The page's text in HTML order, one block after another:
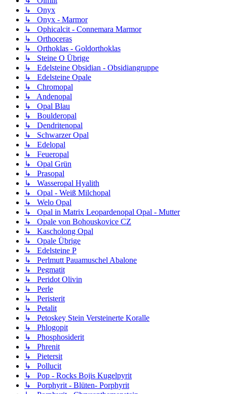
↳ Onyx
↳ Onyx - Marmor
↳ Ophicalcit - Connemara Marmor
↳ Orthoceras
↳ Orthoklas - Goldorthoklas
↳ Steine O Übrige
↳ Edelsteine Obsidian - Obsidiangruppe
↳ Edelsteine Opale
↳ Chromopal
↳ Andenopal
↳ Opal Blau
↳ Boulderopal
↳ Dendritenopal
↳ Schwarzer Opal
↳ Edelopal
↳ Feueropal
↳ Opal Grün
↳ Prasopal
↳ Wasseropal Hyalith
↳ Opal - Weiß Milchopal
↳ Welo Opal
↳ Opal in Matrix Leopardenopal Opal - Mutter
↳ Opale von Bohouskovice CZ
↳ Kascholong Opal
↳ Opale Übrige
↳ Edelsteine P
↳ Perlmutt Pauamuschel Abalone
↳ Pegmatit
↳ Peridot Olivin
↳ Perle
↳ Peristerit
↳ Petalit
↳ Petoskey Stein Versteinerte Koralle
↳ Phlogopit
↳ Phosphosiderit
↳ Phrenit
↳ Pietersit
↳ Pollucit
↳ Pop - Rocks Bojis Kugelpyrit
↳ Porphyrit - Blüten- Porphyrit